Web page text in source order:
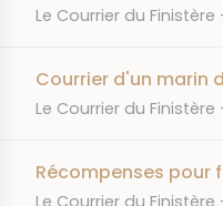
JOURNAL
Le Courrier du Finistère
Courrier d'un marin
JOURNAL
Le Courrier du Finistère
Récompenses pour
JOURNAL
Le Courrier du Finistère